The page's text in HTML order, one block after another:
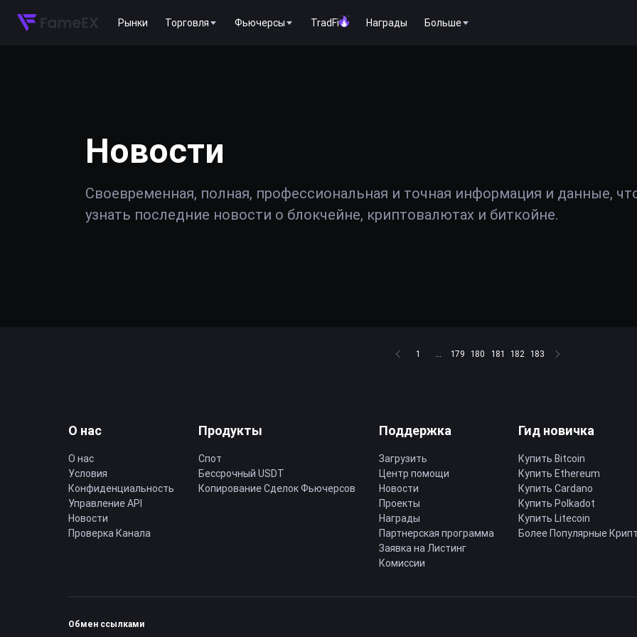
Рынки Торговля Фьючерсы TradFi Награды Больше
Новости
Своевременная, полная, профессиональная и точная информация и данные,
узнать последние новости о блокчейне, криптовалютах и биткойне.
1 ... 179 180 181 182 183
О нас
О нас
Условия
Конфиденциальность
Управление API
Новости
Проверка Канала
Продукты
Спот
Бессрочный USDT
Копирование Cделок Фьючерсов
Поддержка
Загрузить
Центр помощи
Новости
Проекты
Награды
Партнерская программа
Заявка на Листинг
Комиссии
Гид новичка
Купить Bitcoin
Купить Ethereum
Купить Cardano
Купить Polkadot
Купить Litecoin
Более Популярные
Обмен ссылками